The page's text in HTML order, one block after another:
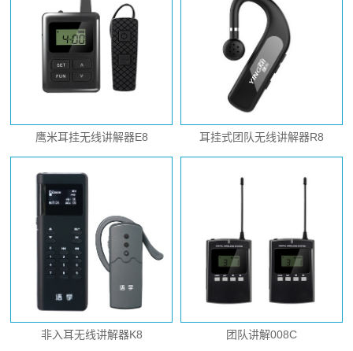
鹰米耳挂无线讲解器E8 耳挂式团队无线讲解器R8
非入耳无线讲解器K8 团队讲解008C